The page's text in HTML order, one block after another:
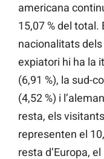
americana
15,07 % del total.
nacionalitats
expiatori hi ha la
(6,91 %), la sud-
(4,52 %) i
resta, els
representen el
resta d’Europa,